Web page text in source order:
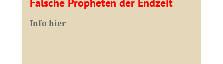
Falsche Propheten der Endzeit
Info hier